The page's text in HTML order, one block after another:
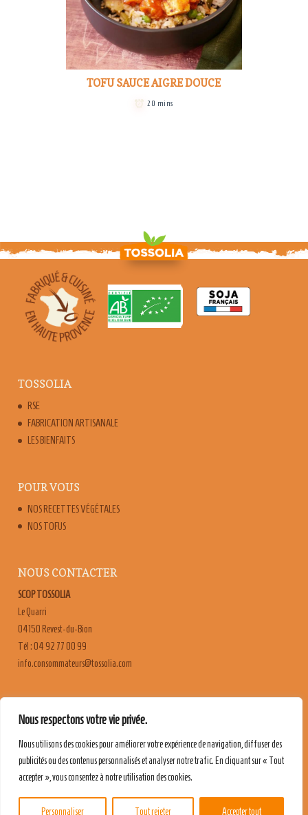
Nous respectons votre vie privée.
Nous utilisons des cookies pour améliorer votre expérience de navigation, diffuser des
publicités ou des contenus personnalisés et analyser notre trafic. En cliquant sur « Tout
accepter », vous consentez à notre utilisation des cookies.
Personnaliser Tout rejeter Accepter tout
TOFU SAUCE AIGRE DOUCE
20 mins
TOSSOLIA
RSE
FABRICATION ARTISANALE
LES BIENFAITS
POUR VOUS
NOS RECETTES VÉGÉTALES
NOS TOFUS
NOUS CONTACTER
SCOP TOSSOLIA
Le Quarri
04150 Revest-du-Bion
Tél : 04 92 77 00 99
moc.ailossot@sruetammosnoc.ofni
CONTACT & RECRUTEMENT
MENTIONS LÉGALES
POLITIQUE DE CONFIDENTIALITÉ